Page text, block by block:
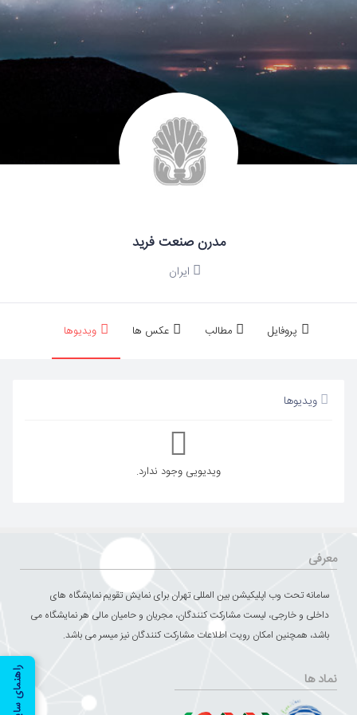
راهنمای سایت
مدرن صنعت فريد
ایران
پروفایل مطالب عکس ها ویدیوها
ویدیوها
ویدیویی وجود ندارد.
معرفی
سامانه تحت وب اپلیکیشن بین المللی تهران برای نمایش تقویم نمایشگاه های
داخلی و خارجی، لیست مشارکت کنندگان، مجریان و حامیان مالی هر نمایشگاه می
باشد، همچنین امکان رویت اطلاعات مشارکت کنندگان نیز میسر می باشد.
نماد ها